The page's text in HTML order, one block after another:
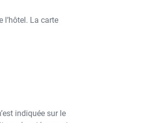
l’hôtel. La carte
indiquée sur le